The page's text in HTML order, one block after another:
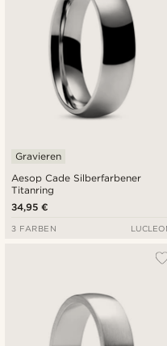
Aesop Cade Silberfarbener
Titanring
Gravieren
34,95 €
3 FARBEN